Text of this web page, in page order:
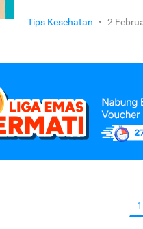
Tips Kesehatan • 2
1